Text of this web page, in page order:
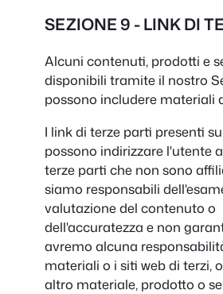
SEZIONE 9 - LINK DI
Alcuni contenuti, prodotti e
disponibili tramite il nostro
possono includere materiali
I link di terze parti presenti
possono indirizzare l'utente
terze parti che non sono
siamo responsabili
valutazione del contenuto o
dell'accuratezza e non
avremo alcuna
materiali o i siti web di terzi,
altro materiale, prodotto o